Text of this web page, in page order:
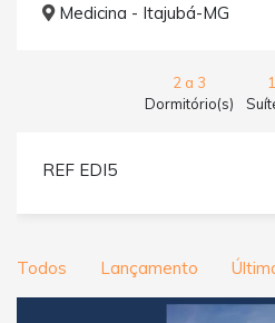
Medicina - Itajubá-MG
2 a 3
Dormitório(s)
1
REF EDI5
Todos Lançamento